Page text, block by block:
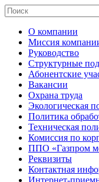
О компании
Миссия
Руководство
Структурные
Абонентские
Вакансии
Охрана труда
Экологическая
Политика
Техническая
Комиссия по
ППО «Газпром
Реквизиты
Контактная
Интернет-